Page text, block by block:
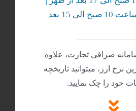
شنبه‌ از ساعت 10 صبح الی 15 بعد
صرافی تجارت، علاوه
نرخ ارز، میتوانید تاریخچه
خود را چک نمایید.